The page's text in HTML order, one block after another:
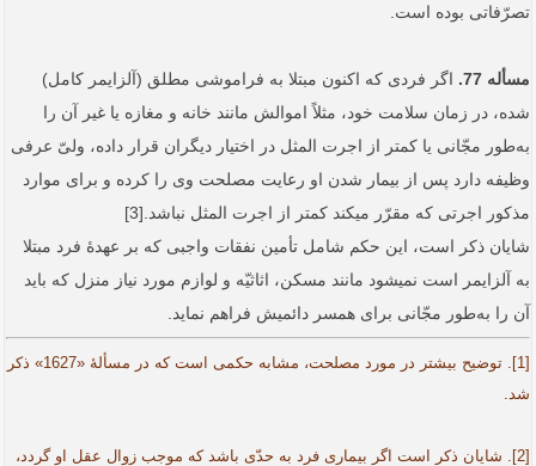
تصرّفاتی بوده است.
مسأله 77.
اگر فردی که اکنون مبتلا به فراموشی مطلق (آلزایمر کامل)
شده، در زمان سلامت خود، مثلاً اموالش مانند خانه و مغازه یا غیر آن را
به‌طور مجّانی یا کمتر از اجرت المثل در اختیار دیگران قرار داده، ولیّ عرفی
وظیفه دارد پس از بیمار شدن او رعایت مصلحت وی را کرده و برای موارد
مذکور اجرتی که مقرّر می­کند کمتر از اجرت المثل نباشد.[3]
شایان ذکر است، این حکم شامل تأمین نفقات واجبی که بر عهدۀ فرد مبتلا
به آلزایمر است نمی­شود مانند مسکن، اثاثیّه و لوازم مورد نیاز منزل که باید
آن را به‌طور مجّانی برای همسر دائمیش فراهم نماید.
[1]. توضیح بیشتر در مورد مصلحت، مشابه حکمی است که در مسألۀ «1627» ذکر
شد.
[2]. شایان ذکر است اگر بیماری فرد به حدّی باشد که موجب زوال عقل او گردد،